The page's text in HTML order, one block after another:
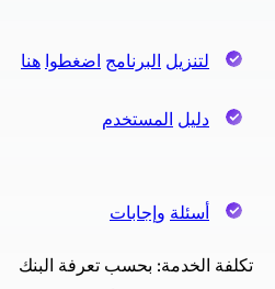
لتنزيل البرنامج اضغطوا هنا
دليل المستخدم
أسئلة وإجابات
تكلفة الخدمة: بحسب تعرفة البنك